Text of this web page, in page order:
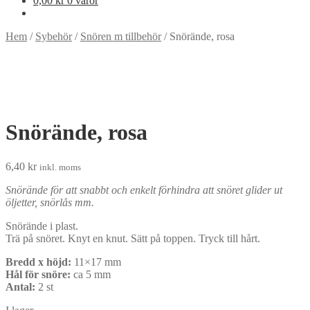
Hem / Sybehör/ Snören m tillbehör/ Snörände, rosa
Snörände, rosa
6,40 kr inkl. moms
Snörände för att snabbt och enkelt förhindra att snöret glider ut
öljetter, snörlås mm.
Snörände i plast.
Trä på snöret. Knyt en knut. Sätt på toppen. Tryck till hårt.
Bredd x höjd: 11×17 mm
Hål för snöre: ca 5 mm
Antal: 2 st